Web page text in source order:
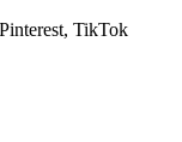
TikTok